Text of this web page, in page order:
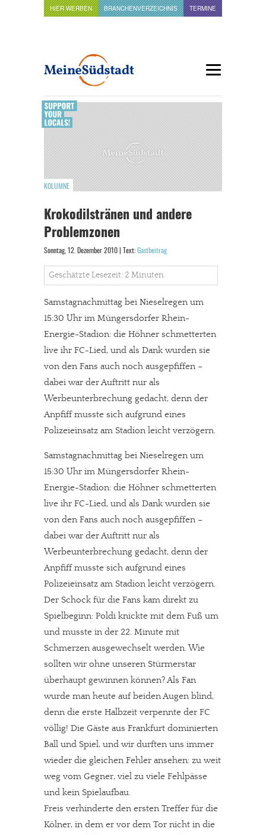
HIER WERBEN BRANCHENVERZEICHNIS TERMINE
KOLUMNE
Krokodilstränen und andere
Problemzonen
Sonntag, 12. Dezember 2010 | Text: Gastbeitrag
Geschätzte Lesezeit: 2 Minuten
Samstagnachmittag bei Nieselregen um
15:30 Uhr im Müngersdorfer Rhein-
Energie-Stadion: die Höhner schmetterten
live ihr FC-Lied, und als Dank wurden sie
von den Fans auch noch ausgepfiffen –
dabei war der Auftritt nur als
Werbeunterbrechung gedacht, denn der
Anpfiff musste sich aufgrund eines
Polizeieinsatz am Stadion leicht verzögern.
Samstagnachmittag bei Nieselregen um
15:30 Uhr im Müngersdorfer Rhein-
Energie-Stadion: die Höhner schmetterten
live ihr FC-Lied, und als Dank wurden sie
von den Fans auch noch ausgepfiffen –
dabei war der Auftritt nur als
Werbeunterbrechung gedacht, denn der
Anpfiff musste sich aufgrund eines
Polizeieinsatz am Stadion leicht verzögern.
Der Schock für die Fans kam direkt zu
Spielbeginn: Poldi knickte mit dem Fuß um
und musste in der 22. Minute mit
Schmerzen ausgewechselt werden. Wie
sollten wir ohne unseren Stürmerstar
überhaupt gewinnen können? Als Fan
wurde man heute auf beiden Augen blind,
denn die erste Halbzeit verpennte der FC
völlig! Die Gäste aus Frankfurt dominierten
Ball und Spiel, und wir durften uns immer
wieder die gleichen Fehler ansehen: zu weit
weg vom Gegner, viel zu viele Fehlpässe
und kein Spielaufbau.
Freis verhinderte den ersten Treffer für die
Kölner, in dem er vor dem Tor nicht in die